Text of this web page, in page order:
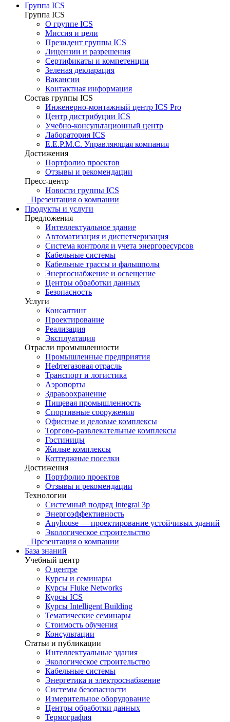
Группа ICS
Группа ICS
О группе ICS
Миссия и цели
Президент группы ICS
Лицензии и разрешения
Сертификаты и компетенции
Зеленая декларация
Вакансии
Контактная информация
Состав группы ICS
Инженерно-монтажный центр ICS Pro
Центр дистрибуции ICS
Учебно-консультационный центр
Лаборатория ICS
E.E.P.M.C. Управляющая компания
Достижения
Портфолио проектов
Отзывы и рекомендации
Пресс-центр
Новости группы ICS
Презентация о компании
Продукты и услуги
Предложения
Интеллектуальное здание
Автоматизация и диспетчеризация
Система контроля и учета энергоресурсов
Кабельные системы
Кабельные трассы и фальшполы
Энергоснабжение и освещение
Центры обработки данных
Безопасность
Услуги
Консалтинг
Проектирование
Реализация
Эксплуатация
Отрасли промышленности
Промышленные предприятия
Нефтегазовая отрасль
Транспорт и логистика
Аэропорты
Здравоохранение
Пищевая промышленность
Спортивные сооружения
Офисные и деловые комплексы
Торгово-развлекательные комплексы
Гостиницы
Жилые комплексы
Коттеджные поселки
Достижения
Портфолио проектов
Отзывы и рекомендации
Технологии
Системный подряд Integral 3p
Энергоэффективность
Anyhouse — проектирование устойчивых зданий
Экологическое строительство
Презентация о компании
База знаний
Учебный центр
О центре
Курсы и семинары
Курсы Fluke Networks
Курсы ICS
Курсы Intelligent Building
Тематические семинары
Стоимость обучения
Консультации
Статьи и публикации
Интеллектуальные здания
Экологическое строительство
Кабельные системы
Энергетика и электроснабжение
Системы безопасности
Измерительное оборудование
Центры обработки данных
Термография